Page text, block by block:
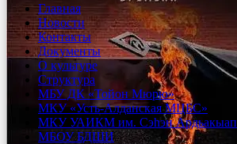
Главная
Новости
Контакты
Документы
О культуре
Структура
МБУ ДК «Тойон Мюрю»
МКУ «Усть-Алданская МЦБС»
МКУ УАИКМ им. Сэһэн Ардьакыап
МБОУ БДШИ